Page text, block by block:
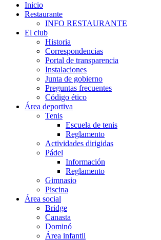
Inicio
Restaurante
INFO RESTAURANTE
El club
Historia
Correspondencias
Portal de transparencia
Instalaciones
Junta de gobierno
Preguntas frecuentes
Código ético
Área deportiva
Tenis
Escuela de tenis
Reglamento
Actividades dirigidas
Pádel
Información
Reglamento
Gimnasio
Piscina
Área social
Bridge
Canasta
Dominó
Área infantil